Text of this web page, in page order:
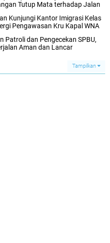
Tutup Mata terhadap Jalan
Kunjungi Kantor Imigrasi Kelas
‎Pengawasan Kru Kapal WNA
Patroli dan Pengecekan SPBU,
Aman dan Lancar
Tampilkan